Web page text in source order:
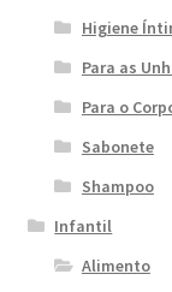
Higiene
Para as
Para o
Sabonete
Shampoo
Infantil
Alimento